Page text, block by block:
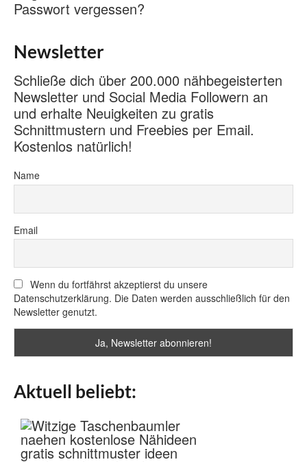
Passwort vergessen?
Newsletter
Schließe dich über 200.000 nähbegeisterten
Newsletter und Social Media Followern an
und erhalte Neuigkeiten zu gratis
Schnittmustern und Freebies per Email.
Kostenlos natürlich!
Name
Email
Wenn du fortfährst akzeptierst du unsere
Datenschutzerklärung. Die Daten werden ausschließlich für den
Newsletter genutzt.
Aktuell beliebt: